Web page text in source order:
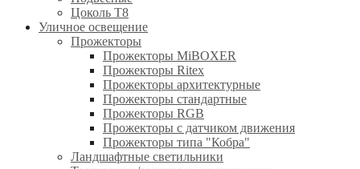
Цоколь T8
Уличное освещение
Прожекторы
Прожекторы MiBOXER
Прожекторы Ritex
Прожекторы архитектурные
Прожекторы стандартные
Прожекторы RGB
Прожекторы с датчиком движения
Прожекторы типа "Кобра"
Ландшафтные светильники